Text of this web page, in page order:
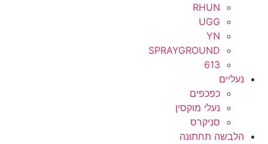
RHUN
UGG
YN
SPRAYGROUND
613
נעליים
כפכפים
נעלי מוקסין
סניקרס
הלבשה תחתונה